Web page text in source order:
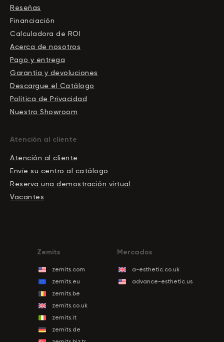
Reseñas
Financiación
Calculadora de ROI
Acerca de nosotros
Pago y entrega
Garantía y devoluciones
Descargue el Сatálogo
Política de Privacidad
Nuestro Showroom
Atención al cliente
Atención al cliente
Envíe su centro al catálogo
Reserva una demostración virtual
Vacantes
zemits.com
zemits.eu
zemits.be
zemits.co.uk
zemits.it
zemits.de
Zemits
a-esthetic.co.uk
advance-esthetic.us
Mercados